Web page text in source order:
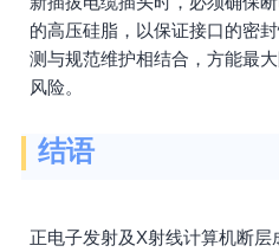
的高压硅脂，以保证接口的密
测与规范维护相结合，方能最
风险。
结语
正电子发射及X射线计算机断